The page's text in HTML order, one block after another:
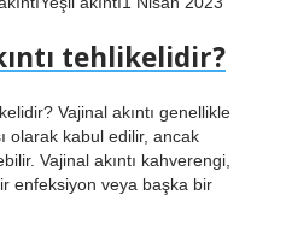
tehlikelidir?
Vajinal akıntı genellikle
olarak kabul edilir, ancak
Vajinal akıntı kahverengi,
enfeksiyon veya başka bir